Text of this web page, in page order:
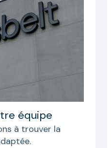
équipe
à trouver la